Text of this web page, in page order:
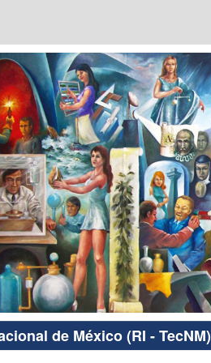
de México (RI - TecNM)